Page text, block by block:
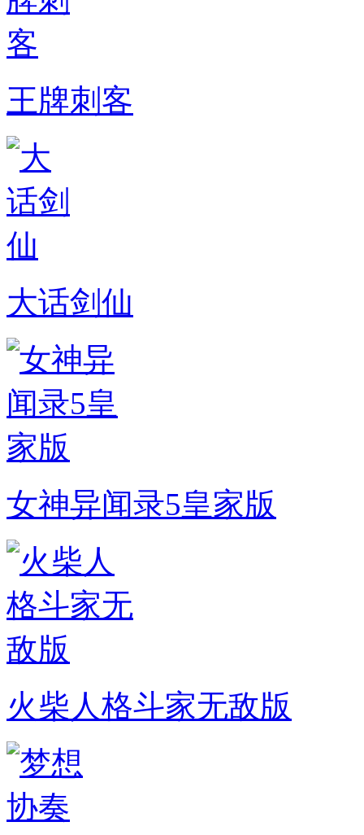
王牌刺客
大话剑仙
女神异闻录5皇家版
火柴人格斗家无敌版